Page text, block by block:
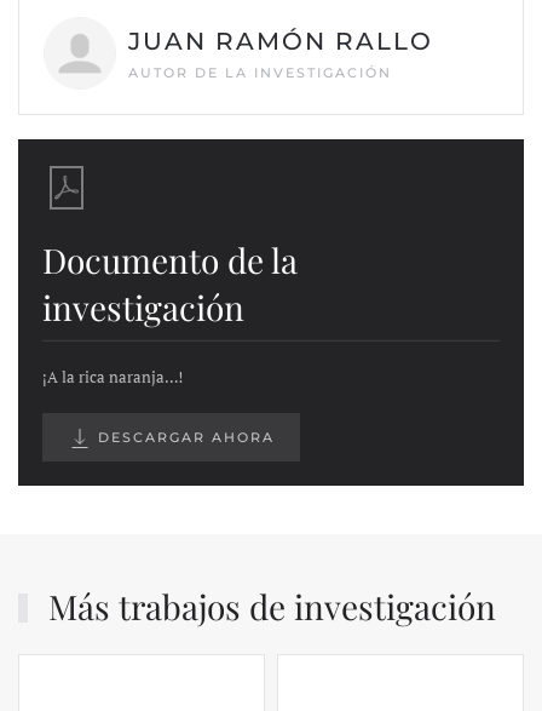
JUAN RAMÓN RALLO
AUTOR DE LA INVESTIGACIÓN
Documento de la
investigación
¡A la rica naranja…!
DESCARGAR AHORA
Más trabajos de investigación